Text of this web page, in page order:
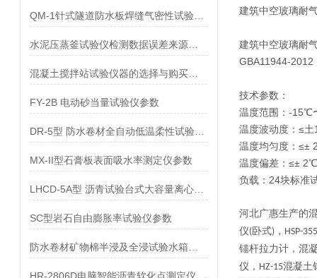
FY-2B 电动砂当量试验仪参数
MX-II型石膏板表面吸水率测定仪参数
SC型岩石自由膨胀率试验仪参数
建筑中空玻璃耐
建筑中空玻璃耐
GBA11944-2012
技术参数：
温度范围：-15℃
温度波动度：≤
温度均匀度：
温度偏差：≤± 2℃
负载：24块标准
河北广惠生产的
仪(卧式)， HSP-355
锚杆拉力计，混
仪， HZ-15混凝土